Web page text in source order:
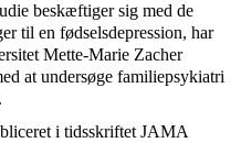
beskæftiger sig med de
til en fødselsdepression, har
Mette-Marie Zacher
at undersøge familiepsykiatri
i tidsskriftet JAMA